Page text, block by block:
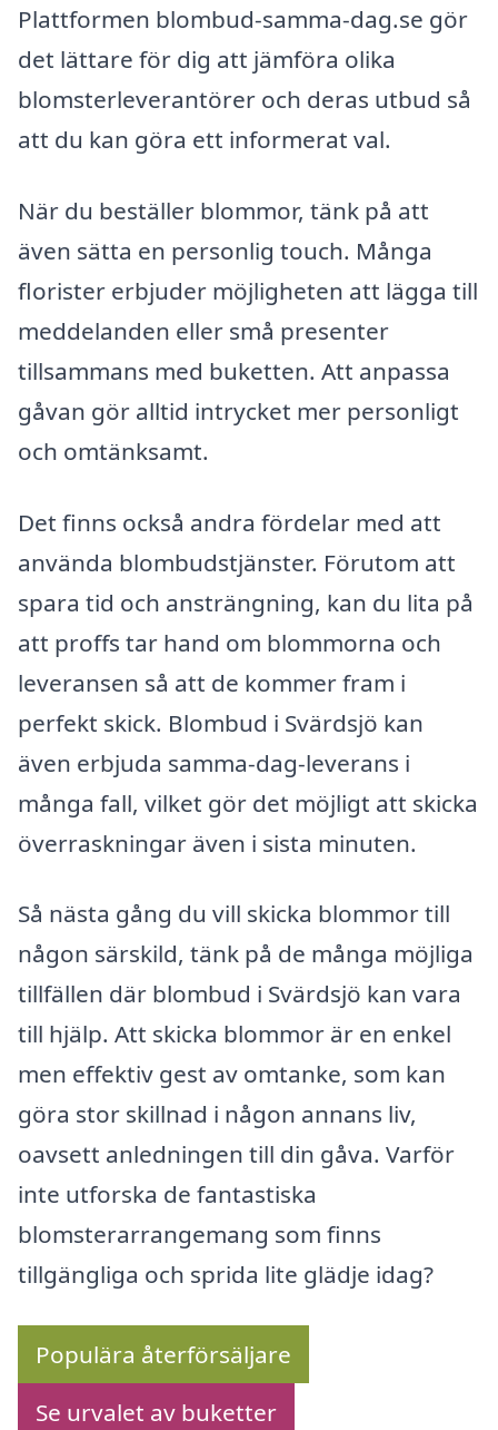
Plattformen blombud-samma-dag.se gör
det lättare för dig att jämföra olika
blomsterleverantörer och deras utbud så
att du kan göra ett informerat val.
När du beställer blommor, tänk på att
även sätta en personlig touch. Många
florister erbjuder möjligheten att lägga till
meddelanden eller små presenter
tillsammans med buketten. Att anpassa
gåvan gör alltid intrycket mer personligt
och omtänksamt.
Det finns också andra fördelar med att
använda blombudstjänster. Förutom att
spara tid och ansträngning, kan du lita på
att proffs tar hand om blommorna och
leveransen så att de kommer fram i
perfekt skick. Blombud i Svärdsjö kan
även erbjuda samma-dag-leverans i
många fall, vilket gör det möjligt att skicka
överraskningar även i sista minuten.
Så nästa gång du vill skicka blommor till
någon särskild, tänk på de många möjliga
tillfällen där blombud i Svärdsjö kan vara
till hjälp. Att skicka blommor är en enkel
men effektiv gest av omtanke, som kan
göra stor skillnad i någon annans liv,
oavsett anledningen till din gåva. Varför
inte utforska de fantastiska
blomsterarrangemang som finns
tillgängliga och sprida lite glädje idag?
Populära återförsäljare
Se urvalet av buketter